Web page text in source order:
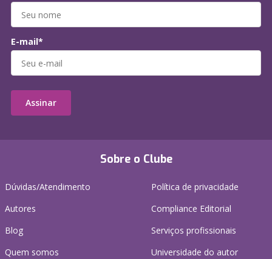
Sobre o Clube
Dúvidas/Atendimento
Autores
Blog
Quem somos
Política de privacidade
Compliance Editorial
Serviços profissionais
Universidade do autor
E-mail*
Assinar